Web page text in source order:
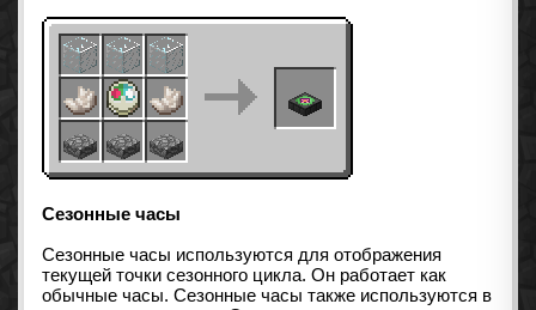
Сезонные часы
Сезонные часы используются для отображения
текущей точки сезонного цикла. Он работает как
обычные часы. Сезонные часы также используются в